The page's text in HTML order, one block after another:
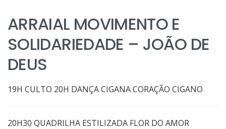
ARRAIAL MOVIMENTO E
SOLIDARIEDADE – JOÃO DE
DEUS
19H CULTO 20H DANÇA CIGANA CORAÇÃO CIGANO
20H30 QUADRILHA ESTILIZADA FLOR DO AMOR